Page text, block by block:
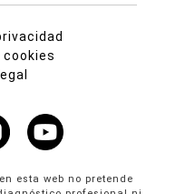
cookies
esta web no pretende